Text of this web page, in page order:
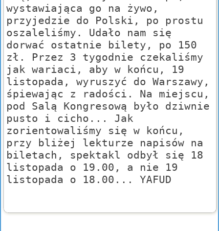
wystawiająca go na żywo,
przyjedzie do Polski, po prostu
oszaleliśmy. Udało nam się
dorwać ostatnie bilety, po 150
zł. Przez 3 tygodnie czekaliśmy
jak wariaci, aby w końcu, 19
listopada, wyruszyć do Warszawy,
śpiewając z radości. Na miejscu,
pod Salą Kongresową było dziwnie
pusto i cicho... Jak
zorientowaliśmy się w końcu,
przy bliżej lekturze napisów na
biletach, spektakl odbył się 18
listopada o 19.00, a nie 19
listopada o 18.00... YAFUD